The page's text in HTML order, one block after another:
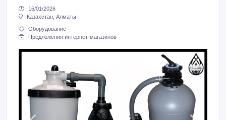
16/01/2026
Казахстан, Алматы
Оборудование
Предложения интернет-магазинов